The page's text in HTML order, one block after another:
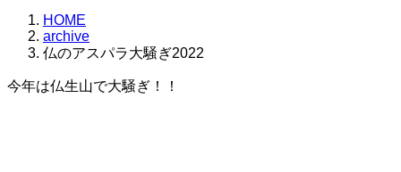
HOME
archive
仏のアスパラ大騒ぎ2022
今年は仏生山で大騒ぎ！！